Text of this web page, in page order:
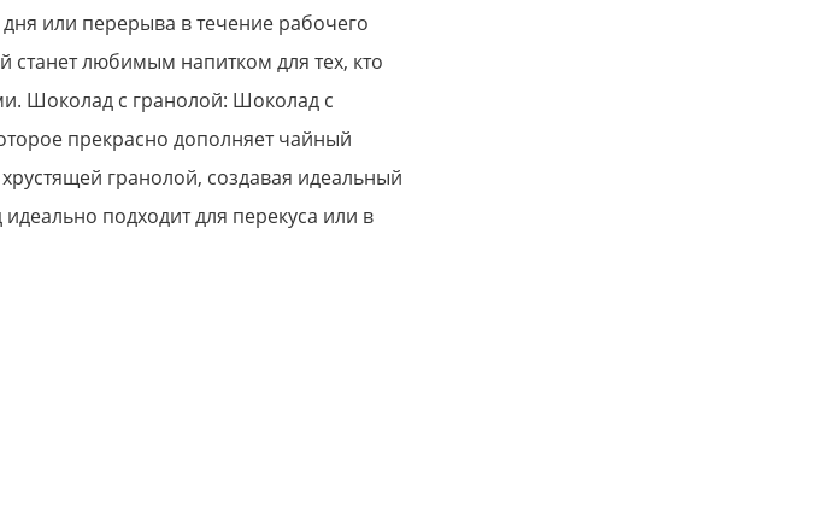
или перерыва в течение рабочего
станет любимым напитком для тех, кто
Шоколад с гранолой: Шоколад с
прекрасно дополняет чайный
гранолой, создавая идеальный
подходит для перекуса или в